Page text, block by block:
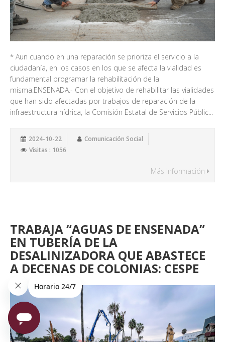
* Aun cuando en una reparación se prioriza el servicio a la
ciudadanía, en los casos en los que se afecta la vialidad es
fundamental programar la rehabilitación de la
misma.ENSENADA.- Con el objetivo de rehabilitar las vialidades
que han sido afectadas por trabajos de reparación de la
infraestructura hídrica, la Comisión Estatal de Servicios Públic...
2024-10-22
Comunicación Social
Visitas : 1056
Más Información
TRABAJA “AGUAS DE ENSENADA”
EN TUBERÍA DE LA
DESALINIZADORA QUE ABASTECE
A DECENAS DE COLONIAS: CESPE